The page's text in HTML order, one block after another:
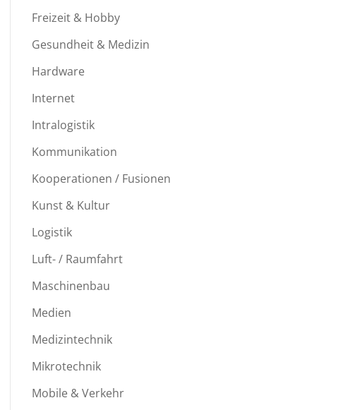
Freizeit & Hobby
Gesundheit & Medizin
Hardware
Internet
Intralogistik
Kommunikation
Kooperationen / Fusionen
Kunst & Kultur
Logistik
Luft- / Raumfahrt
Maschinenbau
Medien
Medizintechnik
Mikrotechnik
Mobile & Verkehr